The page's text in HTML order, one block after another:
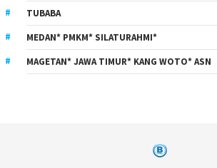
TUBABA
MEDAN* PMKM* SILATURAHMI*
MAGETAN* JAWA TIMUR* KANG WOTO* ASN